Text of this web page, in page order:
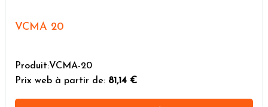
VCMA 20
Produit:VCMA-20
Prix web à partir de: 81,14 €